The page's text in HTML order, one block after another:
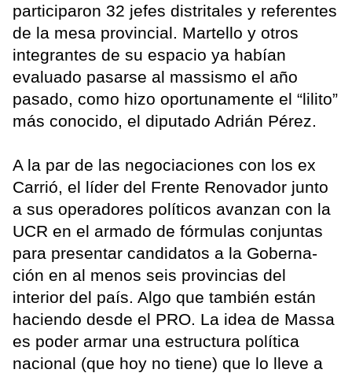
participaron 32 jefes distritales y referentes
de la mesa provincial. Martello y otros
integrantes de su espacio ya habían
evaluado pasarse al massismo el año
pasado, como hizo oportunamente el “lilito”
más conocido, el diputado Adrián Pérez.
A la par de las negociaciones con los ex
Carrió, el líder del Frente Renovador junto
a sus operadores políticos avanzan con la
UCR en el armado de fórmulas conjuntas
para presentar candidatos a la Goberna-
ción en al menos seis provincias del
interior del país. Algo que también están
haciendo desde el PRO. La idea de Massa
es poder armar una estructura política
nacional (que hoy no tiene) que lo lleve a